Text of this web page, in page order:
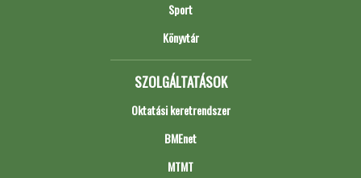
Sport
Könyvtár
SZOLGÁLTATÁSOK
Oktatási keretrendszer
BMEnet
MTMT